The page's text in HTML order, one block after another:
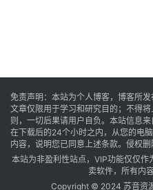
免责声明：本站为个人博客，博客所
文章仅限用于学习和研究目的；不得
则，一切后果请用户自负。本站信息
在下载后的24个小时之内，从您的电
内容，说明您已同意上述条款。侵权
本站为非盈利性站点，VIP功能仅仅
卖软件，所有内
Copyright © 2024 苏音资